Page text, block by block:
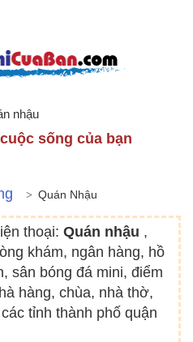
nhậu
sống của bạn
Quán Nhậu
thoại: Quán nhậu ,
khám, ngân hàng, hồ
sân bóng đá mini, điểm
hàng, chùa, nhà thờ,
tỉnh thành phố quận